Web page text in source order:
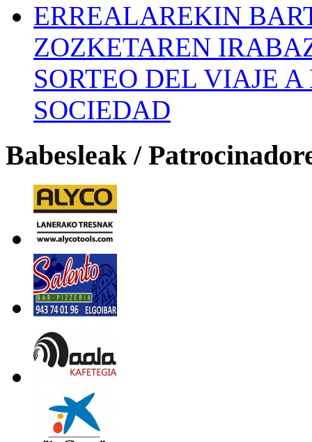
ERREALAREKIN
ZOZKETAREN
SORTEO DEL VIAJE
SOCIEDAD
Babesleak /